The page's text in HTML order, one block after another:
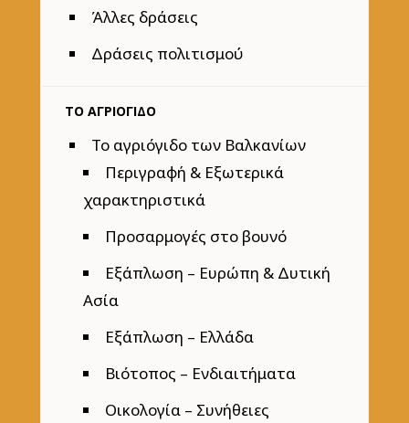
Άλλες δράσεις
Δράσεις πολιτισμού
ΤΟ ΑΓΡΙΟΓΙΔΟ
Το αγριόγιδο των Βαλκανίων
Περιγραφή & Εξωτερικά
χαρακτηριστικά
Προσαρμογές στο βουνό
Εξάπλωση – Ευρώπη & Δυτική
Ασία
Εξάπλωση – Ελλάδα
Βιότοπος – Ενδιαιτήματα
Οικολογία – Συνήθειες